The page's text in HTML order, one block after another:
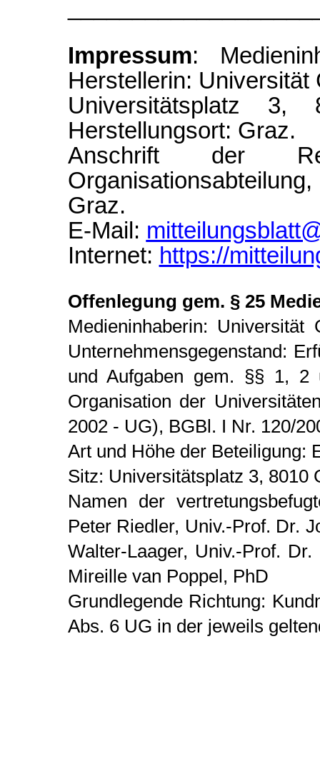
Impressum:
Herstellerin: Universität
Universitätsplatz
Herstellungsort: Graz.
Anschrift der
Graz.
E-Mail:
Internet: https://
Offenlegung gem. § 25
Medieninhaberin:
Unternehmensgegenstand:
und Aufgaben gem. §§ 1, 2
Organisation der
2002 - UG), BGBl. I Nr. 120/
Art und Höhe der Beteiligung:
Sitz: Universitätsplatz 3, 8010
Namen der
Peter Riedler, Univ.-Prof. Dr.
Walter-Laager, Univ.-Prof.
Mireille van Poppel, PhD
Grundlegende Richtung:
Abs. 6 UG in der jeweils